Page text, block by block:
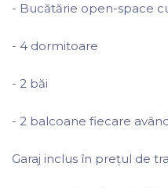
- Bucătărie open-space
- 4 dormitoare
- 2 băi
- 2 balcoane fiecare
Garaj inclus în prețul de